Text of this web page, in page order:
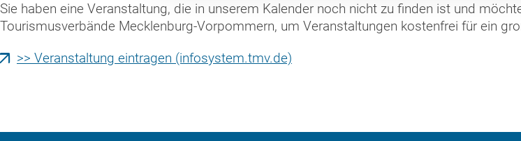
Sie haben eine Veranstaltung, die in unserem Kalender noch nicht zu finden ist und
Tourismusverbände Mecklenburg-Vorpommern, um Veranstaltungen kostenfrei für ein
>> Veranstaltung eintragen (infosystem.tmv.de)